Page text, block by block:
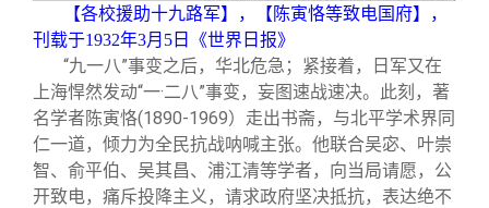
三创大赛
实用信息
会长致辞
总会章程
理事会名单
【各校援助十九路军】，【陈寅恪等致电国府】，
刊载于1932年3月5日《世界日报》
“九一八”事变之后，华北危急；紧接着，日军又在
上海悍然发动“一·二八”事变，妄图速战速决。此刻，著
名学者陈寅恪(1890-1969）走出书斋，与北平学术界同
仁一道，倾力为全民抗战呐喊主张。他联合吴宓、叶崇
智、俞平伯、吴其昌、浦江清等学者，向当局请愿，公
开致电，痛斥投降主义，请求政府坚决抵抗，表达绝不